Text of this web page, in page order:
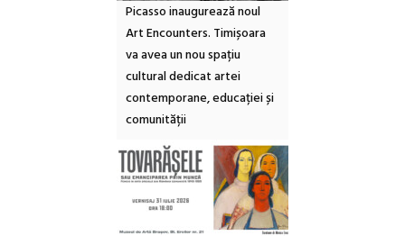
Picasso inaugurează noul
Art Encounters. Timișoara
va avea un nou spațiu
cultural dedicat artei
contemporane, educației și
comunității